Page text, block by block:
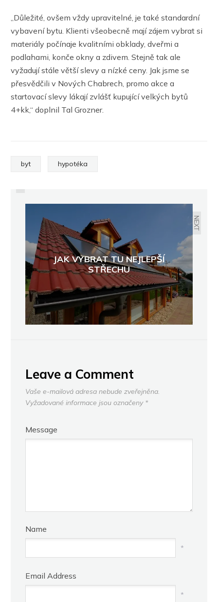
„Důležité, ovšem vždy upravitelné, je také standardní
vybavení bytu. Klienti všeobecně mají zájem vybrat si
materiály počínaje kvalitními obklady, dveřmi a
podlahami, konče okny a zdivem. Stejně tak ale
vyžadují stále větší slevy a nízké ceny. Jak jsme se
přesvědčili v Nových Chabrech, promo akce a
startovací slevy lákají zvlášť kupující velkých bytů
4+kk,“ doplnil Tal Grozner.
byt hypotéka
PREVIOUS
NEXT
JAK VYBRAT TU NEJLEPŠÍ
STŘECHU
Leave a Comment
Vaše e-mailová adresa nebude zveřejněna.
Vyžadované informace jsou označeny *
Message
Name
*
Email Address
*